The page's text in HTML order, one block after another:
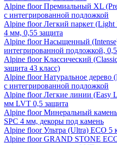
Alpine floor Премиальный XL
с интегрированной подложкой
Alpine floor Легкий паркет (Light
4 мм, 0,55 защита
Alpine floor Насыщенный
интегрированной подложкой,
Alpine floor Классический
защита 43 класс)
Alpine floor Натуральное дерево
с интегрированной подложкой
Alpine floor Легкие линии (Easy
мм LVT 0,5 защита
Alpine floor Минеральный
SPC 4 мм, декоры под камень
Alpine floor Ультра (Ultra) ECO 5
Alpine floor GRAND STONE